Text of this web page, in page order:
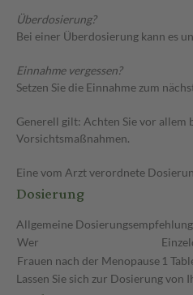
Überdosierung?
Bei einer Überdosierung kann es
Einnahme vergessen?
Setzen Sie die Einnahme zum
Generell gilt: Achten Sie vor allem
Vorsichtsmaßnahmen.
Eine vom Arzt verordnete
Dosierung
Allgemeine
Wer
Frauen nach der Menopause 1
Lassen Sie sich zur Dosierung